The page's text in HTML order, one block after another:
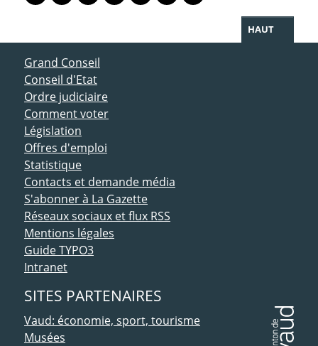
HAUT
ACCÈS DIRECT
Grand Conseil
Conseil d'Etat
Ordre judiciaire
Comment voter
Législation
Offres d'emploi
Statistique
Contacts et demande média
S'abonner à La Gazette
Réseaux sociaux et flux RSS
Mentions légales
Guide TYPO3
Intranet
SITES PARTENAIRES
Vaud: économie, sport, tourisme
Musées